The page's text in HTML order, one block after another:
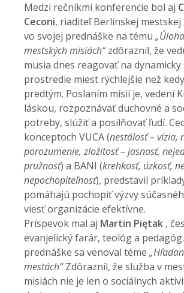
Medzi rečníkmi konferencie bol aj
Ceconi, riaditeľ Berlínskej
vo svojej prednáške na tému
mestských misiách“zdôraznil, že
musia dnes reagovať na dynamicky
prostredie miest rýchlejšie než
predtým. Poslaním misií je, vedení
láskou, rozpoznávať duchovné a
potreby, slúžiť a posilňovať ľudí.
konceptoch VUCA (nestálosť – vízia,
porozumenie, zložitosť – jasnosť,
pružnosť) a BANI (krehkosť, úzkosť,
nepochopiteľnosť), predstavil
pomáhajú pochopiť výzvy
viesť organizácie efektívne.
Príspevok mal aj Martin Piętak ,
evanjelický farár, teológ a
prednáške sa venoval téme
mestách“Zdôraznil, že služba v
misiách nie je len o sociálnych